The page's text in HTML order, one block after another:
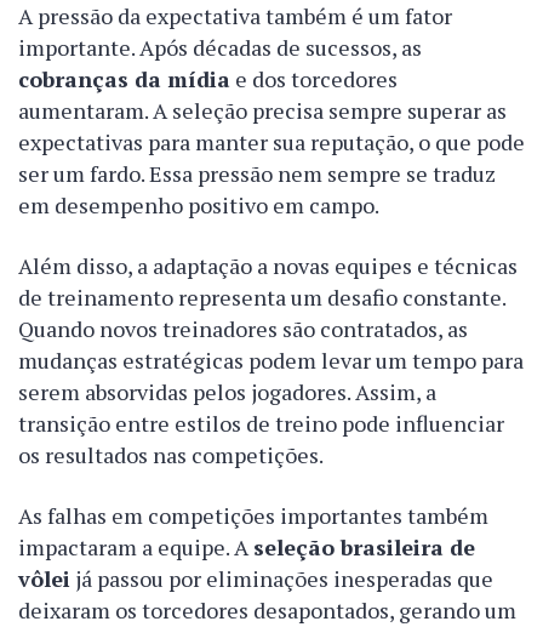
A pressão da expectativa também é um fator
importante. Após décadas de sucessos, as
cobranças da mídia e dos torcedores
aumentaram. A seleção precisa sempre superar as
expectativas para manter sua reputação, o que pode
ser um fardo. Essa pressão nem sempre se traduz
em desempenho positivo em campo.
Além disso, a adaptação a novas equipes e técnicas
de treinamento representa um desafio constante.
Quando novos treinadores são contratados, as
mudanças estratégicas podem levar um tempo para
serem absorvidas pelos jogadores. Assim, a
transição entre estilos de treino pode influenciar
os resultados nas competições.
As falhas em competições importantes também
impactaram a equipe. Aseleção brasileira de
vôlei já passou por eliminações inesperadas que
deixaram os torcedores desapontados, gerando um